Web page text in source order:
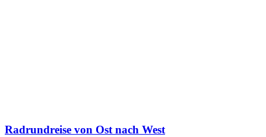
Radrundreise von Ost nach West